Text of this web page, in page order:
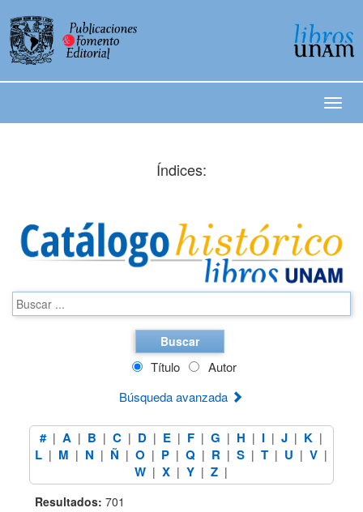
Índices:
Buscar
Título
Autor
Búsqueda avanzada
# | A | B | C | D | E | F | G | H | I | J | K |
L | M | N | Ñ | O | P | Q | R | S | T | U | V |
W | X | Y | Z |
Resultados: 701